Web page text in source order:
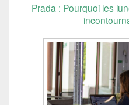
Prada : Pourquoi les